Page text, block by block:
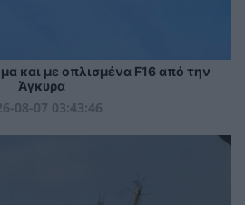
και με οπλισμένα F16 από την
Άγκυρα
08-07 03:43:46